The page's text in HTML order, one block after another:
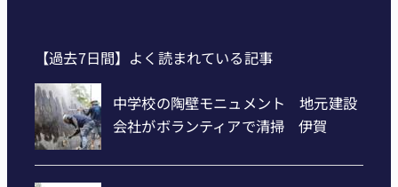
【過去7日間】よく読まれている記事